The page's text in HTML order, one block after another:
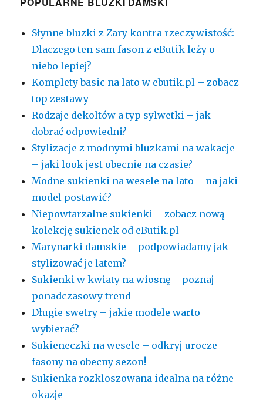
Słynne bluzki z Zary kontra rzeczywistość:
Dlaczego ten sam fason z eButik leży o
niebo lepiej?
Komplety basic na lato w ebutik.pl – zobacz
top zestawy
Rodzaje dekoltów a typ sylwetki – jak
dobrać odpowiedni?
Stylizacje z modnymi bluzkami na wakacje
– jaki look jest obecnie na czasie?
Modne sukienki na wesele na lato – na jaki
model postawić?
Niepowtarzalne sukienki – zobacz nową
kolekcję sukienek od eButik.pl
Marynarki damskie – podpowiadamy jak
stylizować je latem?
Sukienki w kwiaty na wiosnę – poznaj
ponadczasowy trend
Długie swetry – jakie modele warto
wybierać?
Sukieneczki na wesele – odkryj urocze
fasony na obecny sezon!
Sukienka rozkloszowana idealna na różne
okazje